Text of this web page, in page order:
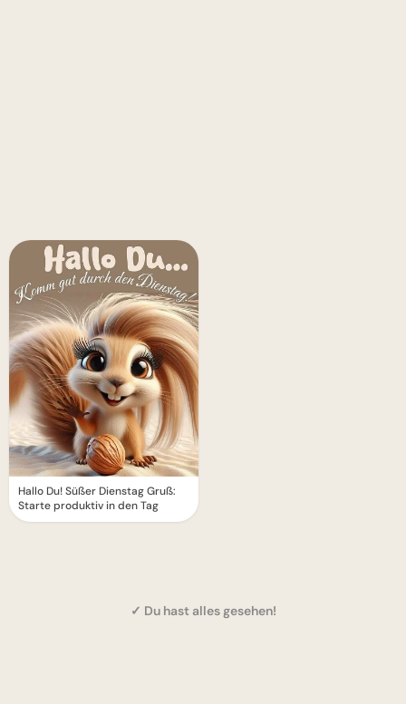
Hallo Du! Süßer Dienstag Gruß:
Starte produktiv in den Tag
✓ Du hast alles gesehen!